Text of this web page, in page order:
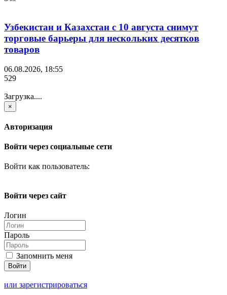
Узбекистан и Казахстан с 10 августа снимут
торговые барьеры для нескольких десятков
товаров
06.08.2026, 18:55
529
Загрузка....
×
Авторизация
Войти через социальные сети
Войти как пользователь:
Войти через сайт
Логин
Пароль
Запомнить меня
или зарегистрироваться